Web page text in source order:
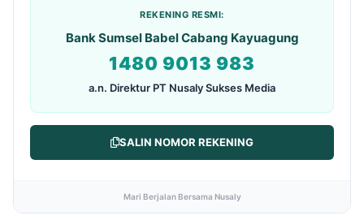
REKENING RESMI:
Bank Sumsel Babel Cabang Kayuagung
1480 9013 983
a.n. Direktur PT Nusaly Sukses Media
SALIN NOMOR REKENING
Mari Berjalan Bersama Nusaly